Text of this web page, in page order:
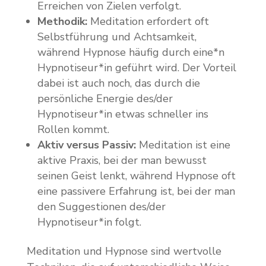
Erreichen von Zielen verfolgt.
Methodik:Meditation erfordert oft
Selbstführung und Achtsamkeit,
während Hypnose häufig durch eine*n
Hypnotiseur*in geführt wird. Der Vorteil
dabei ist auch noch, das durch die
persönliche Energie des/der
Hypnotiseur*in etwas schneller ins
Rollen kommt.
Aktiv versus Passiv:Meditation ist eine
aktive Praxis, bei der man bewusst
seinen Geist lenkt, während Hypnose oft
eine passivere Erfahrung ist, bei der man
den Suggestionen des/der
Hypnotiseur*in folgt.
Meditation und Hypnose sind wertvolle